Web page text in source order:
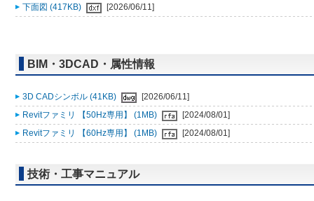
下面図 (417KB)
[2026/06/11]
BIM・3DCAD・属性情報
3D CADシンボル (41KB)
[2026/06/11]
Revitファミリ 【50Hz専用】 (1MB)
[2024/08/01]
Revitファミリ 【60Hz専用】 (1MB)
[2024/08/01]
技術・工事マニュアル